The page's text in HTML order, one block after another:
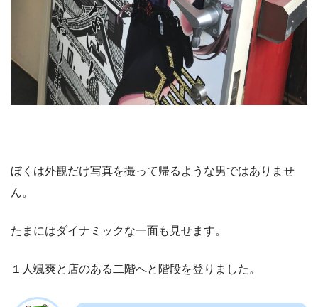
ぼくは外観だけ写真を撮って帰るような男ではありませ
ん。
たまにはダイナミックな一面も見せます。
１人颯爽と店のある二階へと階段を登りました。